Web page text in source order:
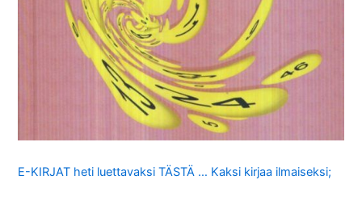
E-KIRJAT heti luettavaksi TÄSTÄ … Kaksi kirjaa ilmaiseksi;